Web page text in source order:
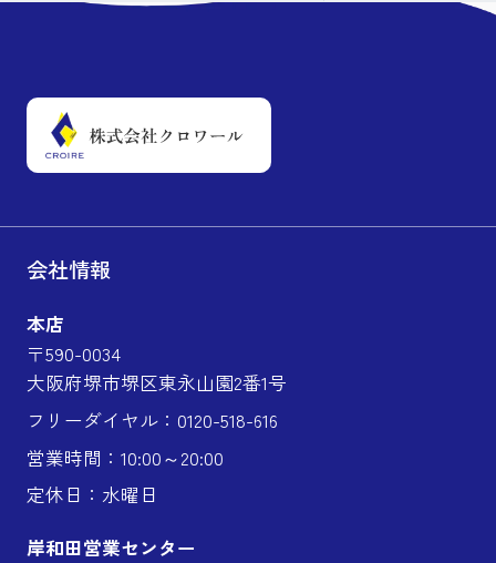
会社情報
本店
〒590-0034
大阪府堺市堺区東永山園2番1号
フリーダイヤル：0120-518-616
営業時間：10:00～20:00
定休日：水曜日
岸和田営業センター